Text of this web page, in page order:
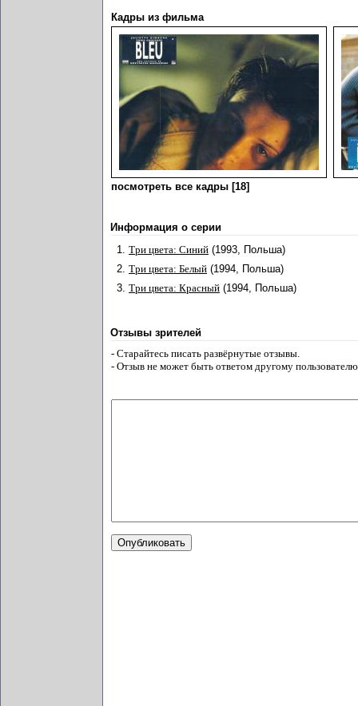
Кадры из фильма
посмотреть все кадры [18]
Информация о серии
1. Три цвета: Синий (1993, Польша)
2. Три цвета: Белый (1994, Польша)
3. Три цвета: Красный (1994, Польша)
Отзывы зрителей
- Старайтесь писать развёрнутые отзывы.
- Отзыв не может быть ответом другому